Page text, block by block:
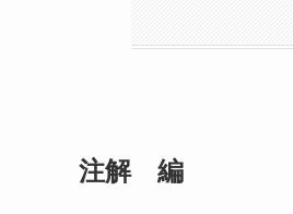
注解 編